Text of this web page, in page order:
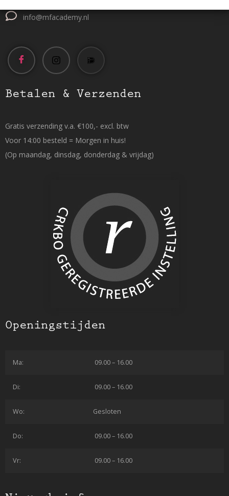
info@mfacademy.nl
Betalen & Verzenden
Gratis verzending v.a. €100,- excl. btw
Voor 14:00 besteld = Morgen in huis!
(Op maandag, dinsdag, donderdag & vrijdag)
Openingstijden
Ma: 09.00 – 16.00
Di: 09.00 – 16.00
Wo: Gesloten
Do: 09.00 – 16.00
Vr: 09.00 – 16.00